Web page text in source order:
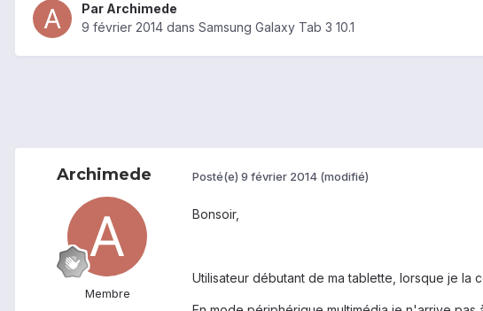
Par Archimede
9 février 2014 dans Samsung Galaxy Tab 3 10.1
Archimede
Membre
Posté(e) 9 février 2014 (modifié)
Bonsoir,
Utilisateur débutant de ma tablette, lorsque je la